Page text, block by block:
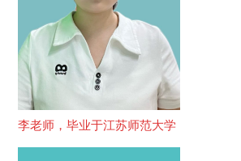
李老师，毕业于江苏师范大学